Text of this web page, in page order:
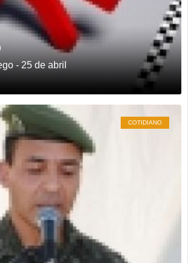
- 25 de abril
COTIDIANO